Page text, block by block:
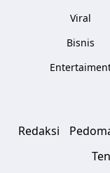
Viral
Bisnis
Redaksi